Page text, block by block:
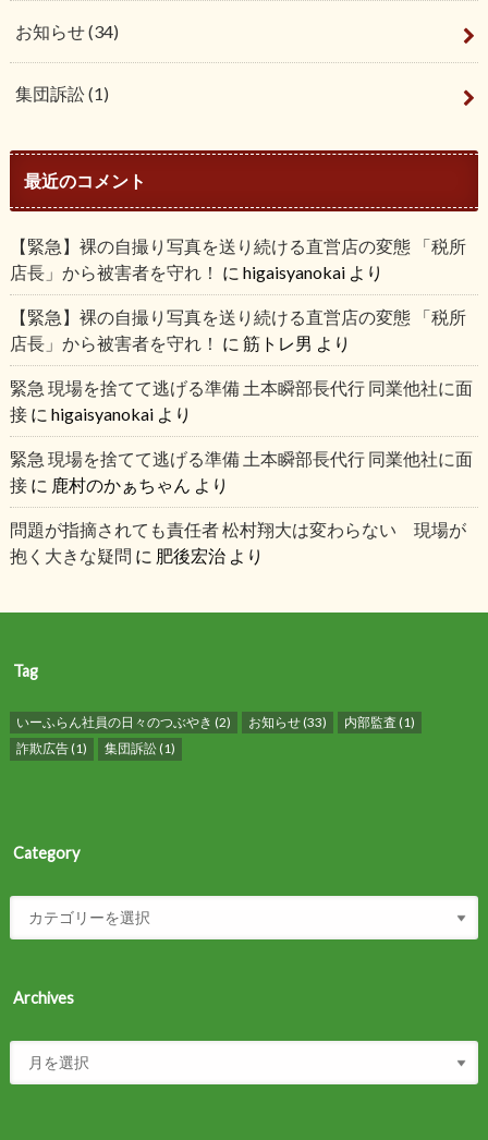
お知らせ(34)
集団訴訟(1)
最近のコメント
【緊急】裸の自撮り写真を送り続ける直営店の変態 「税所
店長」から被害者を守れ！ に higaisyanokaiより
【緊急】裸の自撮り写真を送り続ける直営店の変態 「税所
店長」から被害者を守れ！ に 筋トレ男 より
緊急 現場を捨てて逃げる準備 土本瞬部長代行 同業他社に面
接に higaisyanokaiより
緊急 現場を捨てて逃げる準備 土本瞬部長代行 同業他社に面
接に 鹿村のかぁちゃん より
問題が指摘されても責任者 松村翔大は変わらない 現場が
抱く大きな疑問 に 肥後宏治より
Tag
いーふらん社員の日々のつぶやき (2) お知らせ(33) 内部監査 (1)
詐欺広告(1) 集団訴訟(1)
Category
Archives